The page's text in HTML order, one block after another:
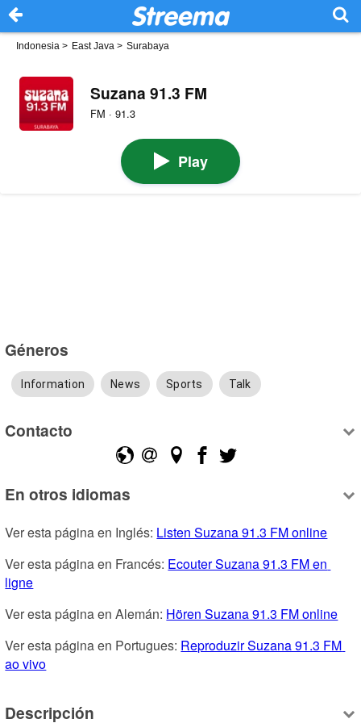
Indonesia > East Java > Surabaya
Suzana 91.3 FM
FM · 91.3
Play
Géneros
Information News Sports Talk
Contacto
En otros idiomas
Ver esta página en Inglés: Listen Suzana 91.3 FM online
Ver esta página en Francés: Ecouter Suzana 91.3 FM en
ligne
Ver esta página en Alemán: Hören Suzana 91.3 FM online
Ver esta página en Portugues: Reproduzir Suzana 91.3 FM
ao vivo
Descripción